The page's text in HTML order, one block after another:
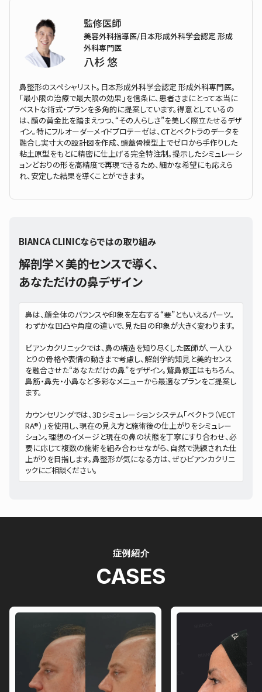
監修医師
美容外科指導医/日本形成外科学会認定 形成
外科専門医
八杉 悠
鼻整形のスペシャリスト。日本形成外科学会認定 形成外科専門医。
「最小限の治療で最大限の効果」を信条に、患者さまにとって本当に
ベストな術式・プランを多角的に提案しています。得意としているの
は、顔の黄金比を踏まえつつ、“その人らしさ”を美しく際立たせるデザ
イン。特にフルオーダーメイドプロテーゼは、CTとベクトラのデータを
融合し実寸大の設計図を作成、頭蓋骨模型上でゼロから手作りした
粘土原型をもとに精密に仕上げる完全特注制。提示したシミュレーシ
ョンどおりの形を高精度で再現できるため、細かな希望にも応えら
れ、安定した結果を導くことができます。
BIANCA CLINICならではの取り組み
解剖学×美的センスで導く、
あなただけの鼻デザイン
鼻は、顔全体のバランスや印象を左右する“要”ともいえるパーツ。
わずかな凹凸や角度の違いで、見た目の印象が大きく変わります。
ビアンカクリニックでは、鼻の構造を知り尽くした医師が、一人ひ
とりの骨格や表情の動きまで考慮し、解剖学的知見と美的センス
を融合させた“あなただけの鼻”をデザイン。鷲鼻修正はもちろん、
鼻筋・鼻先・小鼻など多彩なメニューから最適なプランをご提案し
ます。
カウンセリングでは、3Dシミュレーションシステム「ベクトラ（VECT
RA®）」を使用し、現在の見え方と施術後の仕上がりをシミュレー
ション。理想のイメージと現在の鼻の状態を丁寧にすり合わせ、必
要に応じて複数の施術を組み合わせながら、自然で洗練された仕
上がりを目指します。鼻整形が気になる方は、ぜひビアンカクリニ
ックにご相談ください。
症例紹介
CASES